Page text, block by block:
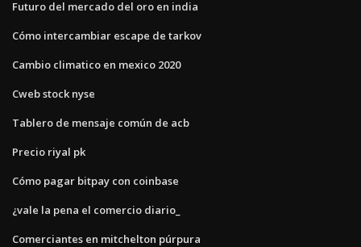
Futuro del mercado del oro en india
Cómo intercambiar escape de tarkov
Cambio climatico en mexico 2020
Cweb stock nyse
Tablero de mensaje común de acb
Precio riyal pk
Cómo pagar bitpay con coinbase
¿vale la pena el comercio diario_
Comerciantes en mitchelton púrpura